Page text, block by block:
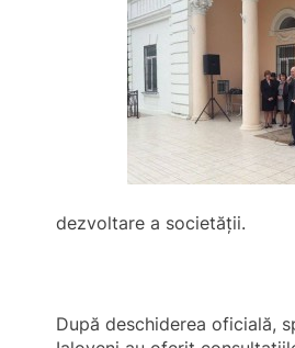
dezvoltare a societăţii.
După deschiderea oficială,